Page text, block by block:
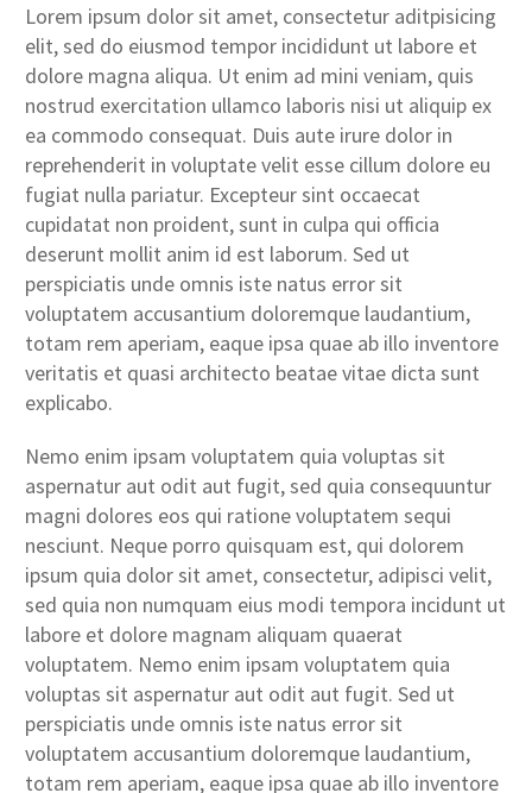
Lorem ipsum dolor sit amet, consectetur aditpisicing
elit, sed do eiusmod tempor incididunt ut labore et
dolore magna aliqua. Ut enim ad mini veniam, quis
nostrud exercitation ullamco laboris nisi ut aliquip ex
ea commodo consequat. Duis aute irure dolor in
reprehenderit in voluptate velit esse cillum dolore eu
fugiat nulla pariatur. Excepteur sint occaecat
cupidatat non proident, sunt in culpa qui officia
deserunt mollit anim id est laborum. Sed ut
perspiciatis unde omnis iste natus error sit
voluptatem accusantium doloremque laudantium,
totam rem aperiam, eaque ipsa quae ab illo inventore
veritatis et quasi architecto beatae vitae dicta sunt
explicabo.
Nemo enim ipsam voluptatem quia voluptas sit
aspernatur aut odit aut fugit, sed quia consequuntur
magni dolores eos qui ratione voluptatem sequi
nesciunt. Neque porro quisquam est, qui dolorem
ipsum quia dolor sit amet, consectetur, adipisci velit,
sed quia non numquam eius modi tempora incidunt ut
labore et dolore magnam aliquam quaerat
voluptatem. Nemo enim ipsam voluptatem quia
voluptas sit aspernatur aut odit aut fugit. Sed ut
perspiciatis unde omnis iste natus error sit
voluptatem accusantium doloremque laudantium,
totam rem aperiam, eaque ipsa quae ab illo inventore